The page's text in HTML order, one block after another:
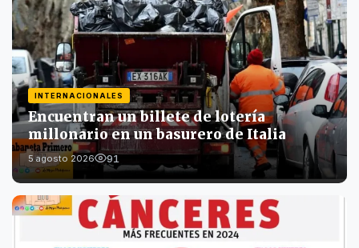
INTERNACIONALES
Encuentran un billete de lotería
millonario en un basurero de Italia
5 agosto 2026 91